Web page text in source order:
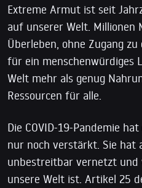
Extreme Armut ist seit
auf unserer Welt. Millionen
Überleben, ohne Zugang
für ein menschenwürdiges
Welt mehr als genug
Ressourcen für alle.
Die COVID-19-Pandemie
nur noch verstärkt. Sie hat
unbestreitbar vernetzt und
unsere Welt ist. Artikel 25